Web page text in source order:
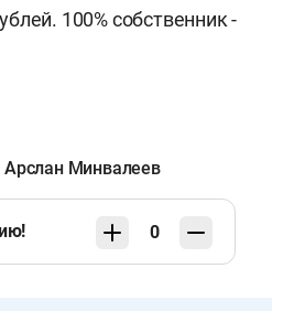
100% собственник -
Арслан Минвалеев
0